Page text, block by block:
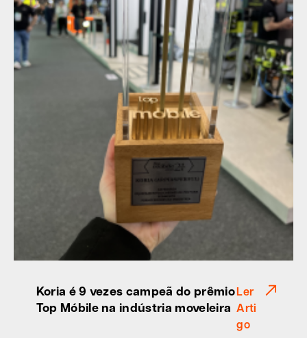
Koria é 9 vezes campeã do prêmio
Top Móbile na indústria moveleira
Ler
Arti
go